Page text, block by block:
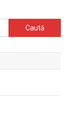
Caută
după: